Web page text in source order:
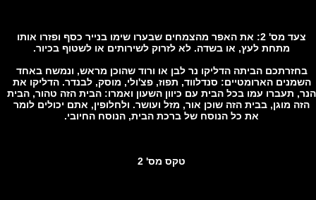
צעד מס' 2: את האפר מהצמחים שבערו שימו בנייר כסף ופזרו אותו
מתחת לעץ, או בשדה. לא לזרוק לשירותים או לשטוף בכיור.
הביתה הדליקו נר לבן או ורוד שהוכן מראש, ונמשח באחד
הארומטיים: סנדלווד, תפוז, פצ'ולי, מוסק, לבנדר. הדליקו את
תעברו עמו בכל הבית עם כיוון השעון ואמרו: הבית הזה טהור, הבית
מוגן, בבית הזה שוכן אור, מזל ועושר. ולחלופין, אתם יכולים לומר
את כל הנוסח של ברכת הבית, הנוסח החיובי.
טקס מס' 2